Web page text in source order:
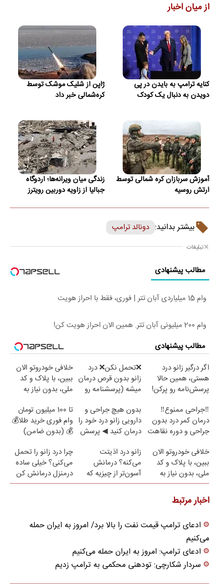
از میان اخبار
کنایه ترامپ به بایدن در پی
دویدن به دنبال یک کودک
ژاپن از شلیک موشک توسط
کره‌شمالی خبر داد
آموزش سربازان کره شمالی توسط
ارتش روسیه
زندگی میان ویرانه‌ها؛ اردوگاه
جبالیا از زاویه دوربین رویترز
بیشتر بدانید: دونالد ترامپ
تبلیغات
مطالب پیشنهادی
وام 15 میلیاردی آبان تتر | فوری، فقط با احراز هویت
وام 200 میلیونی آبان تتر. همین الان احراز هویت کن!
مطالب پیشنهادی
اگر درگیر زانو درد
هستی، همین حالا
پرسش‌نامه رو پرکن!
❌تحمل نکن❌ درد
زانو بدون قرص درمان
میشه (پرسشنامه رو
خلافی خودروتو الان
ببین، با پلاک و کد
ملی، بدون نیاز به
‼️جراحی ممنوع‼️
درمان کمر درد بدون
جراحی و دوره نقاهت
بدون هیچ جراحی و
دارویی زانو درد خود را
درمان کنید ◀ پرسش
تا 100 میلیون تومان
وام فوری خرید طلا💰
💰 (بدون ضامن)
خلافی خودروتو الان
ببین، با پلاک و کد
ملی، بدون نیاز به
مراجعه حضوری
زانو درد اذیتت
می‌کنه؟ درمانش
آسون‌تر از چیزیه که
فکر
چرا درد زانو را تحمل
می‌کنی؟ خیلی ساده
درمنزل درمانش کن
اخبار مرتبط
ادعای ترامپ قیمت نفت را بالا برد/ امروز به ایران حمله
می‌کنیم
ادعای ترامپ: امروز به ایران حمله می‌کنیم
سردار شکارچی: تودهنی محکمی به ترامپ زدیم